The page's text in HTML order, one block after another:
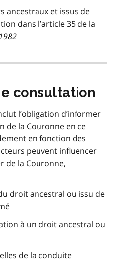
ancestraux et issus de
dans l’article 35 de la
consultation
l’obligation d’informer
de la Couronne en ce
en fonction des
peuvent influencer
de la Couronne,
droit ancestral ou issu de
à un droit ancestral ou
de la conduite